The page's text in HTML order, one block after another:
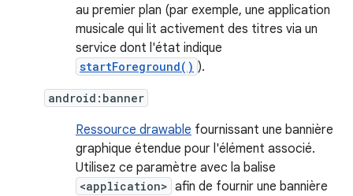
au premier plan (par exemple, une application
musicale qui lit activement des titres via un
service dont l'état indique
startForeground() ).
android:banner
Ressource drawable fournissant une bannière
graphique étendue pour l'élément associé.
Utilisez ce paramètre avec la balise
<application> afin de fournir une bannière